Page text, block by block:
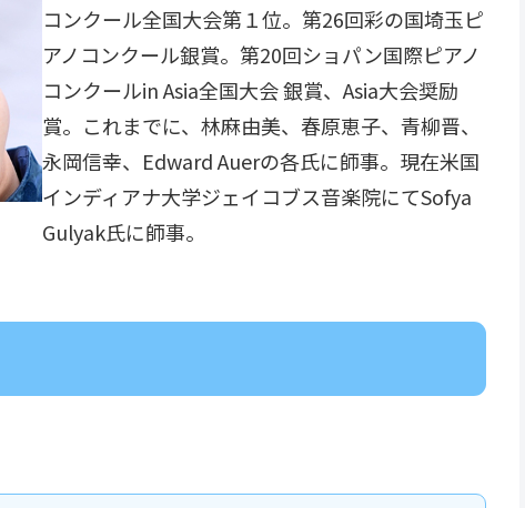
コンクール全国大会第１位。第26回彩の国埼玉ピ
アノコンクール銀賞。第20回ショパン国際ピアノ
コンクールin Asia全国大会 銀賞、Asia大会奨励
賞。これまでに、林麻由美、春原恵子、青柳晋、
永岡信幸、Edward Auerの各氏に師事。現在米国
インディアナ大学ジェイコブス音楽院にてSofya
Gulyak氏に師事。